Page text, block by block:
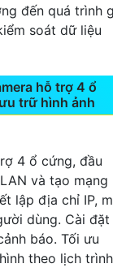
đến quá trình
soát dữ liệu
hỗ trợ 4 ổ
trữ hình ảnh
4 ổ cứng, đầu
và tạo mạng
lập địa chỉ IP,
dùng. Cài đặt
báo. Tối ưu
theo lịch trình